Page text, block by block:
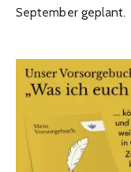
September geplant.